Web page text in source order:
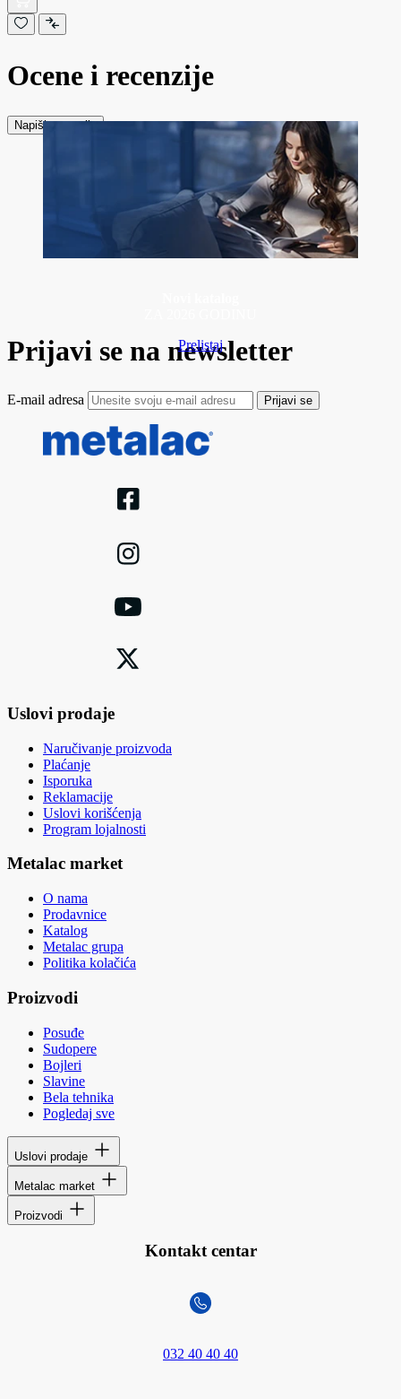
Ocene i recenzije
Napiši recenziju
Prelistaj
Prijavi se na newsletter
E-mail adresa Prijavi se
Uslovi prodaje
Naručivanje proizvoda
Plaćanje
Isporuka
Reklamacije
Uslovi korišćenja
Program lojalnosti
Metalac market
O nama
Prodavnice
Katalog
Metalac grupa
Politika kolačića
Proizvodi
Posuđe
Sudopere
Bojleri
Slavine
Bela tehnika
Pogledaj sve
Uslovi prodaje
Metalac market
Proizvodi
Kontakt centar
032 40 40 40